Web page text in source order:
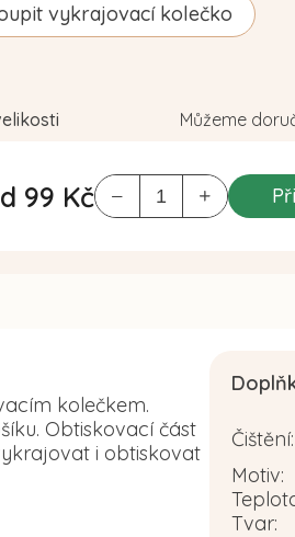
99 Kč
vykrajovací kolečko
Můžeme
kolečkem.
Obtiskovací část
i obtiskovat
Čištění:
Motiv:
Tvar: